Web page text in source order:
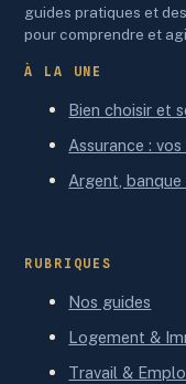
guides pratiques et
pour comprendre et
À LA UNE
Bien choisir et
Assurance :
Argent,
RUBRIQUES
Nos guides
Logement &
Travail &